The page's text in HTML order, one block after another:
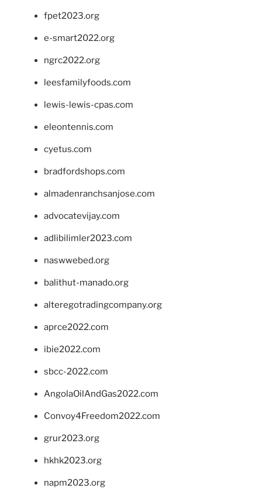
fpet2023.org
e-smart2022.org
ngrc2022.org
leesfamilyfoods.com
lewis-lewis-cpas.com
eleontennis.com
cyetus.com
bradfordshops.com
almadenranchsanjose.com
advocatevijay.com
adlibilimler2023.com
naswwebed.org
balithut-manado.org
alteregotradingcompany.org
aprce2022.com
ibie2022.com
sbcc-2022.com
AngolaOilAndGas2022.com
Convoy4Freedom2022.com
grur2023.org
hkhk2023.org
napm2023.org